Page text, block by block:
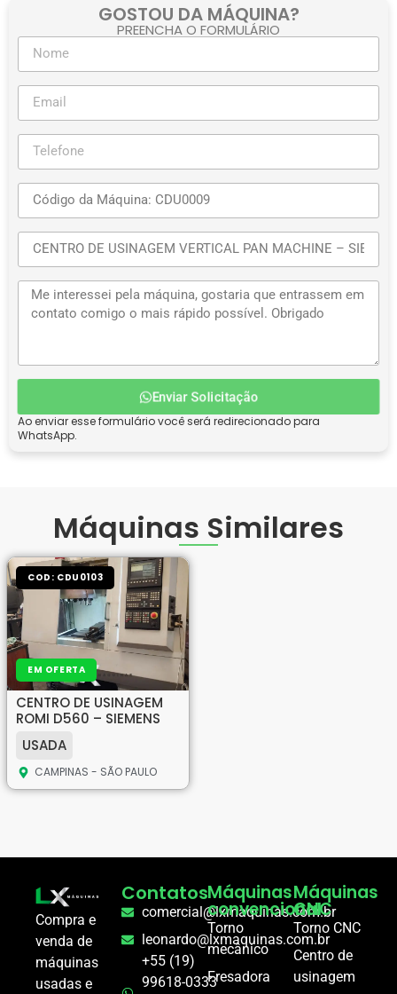
GOSTOU DA MÁQUINA?
PREENCHA O FORMULÁRIO
Enviar Solicitação
Ao enviar esse formulário você será redirecionado para
WhatsApp.
Máquinas Similares
COD: CDU0103
EM OFERTA
CENTRO DE USINAGEM
ROMI D560 – SIEMENS
USADA
CAMPINAS - SÃO PAULO
Compra e
venda de
máquinas
usadas e
Contatos
comercial@lxmaquinas.com.br
leonardo@lxmaquinas.com.br
+55 (19)
99618-0333
Máquinas
convencional
Torno
mecânico
Fresadora
Máquinas
CNC
Torno CNC
Centro de
usinagem